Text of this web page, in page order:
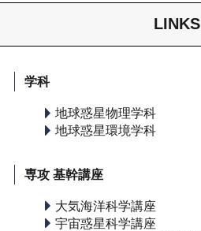
LINKS
学科
地球惑星物理学科
地球惑星環境学科
専攻 基幹講座
大気海洋科学講座
宇宙惑星科学講座